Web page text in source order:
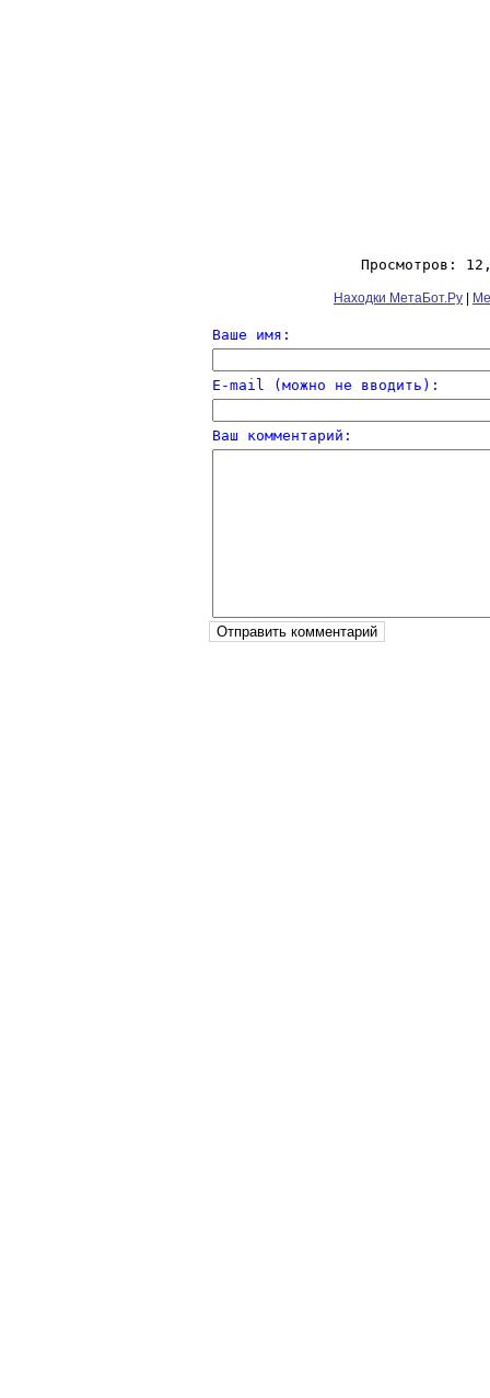
Просмотров:
Находки МетаБот.Ру
Ваше имя:
E-mail (можно не вводить):
Ваш комментарий: